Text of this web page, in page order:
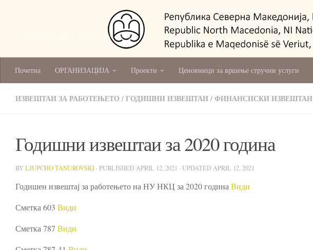
National Conservation Centre - Skopje
Почетна ОРГАНИЗАЦИЈА Проекти Ценовници за вршење стручни услуги
ИЗВЕШТАИ ЗА РАБОТЕЊЕТО /ГОДИШНИ ИЗВЕШТАИ/ФИНАНСИСКИ ИЗВЕШТАИ
Годишни извештаи за 2020 година
BY LJUPCHO TANUROVSKI · PUBLISHED APRIL 12, 2021 · UPDATED APRIL 12, 2021
Годишен извештај за работењето на НУ НКЦ за 2020 годинаВиди
Сметка 603 Види
Сметка 787 Види